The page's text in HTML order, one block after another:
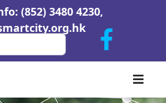
(852) 3480 4230,